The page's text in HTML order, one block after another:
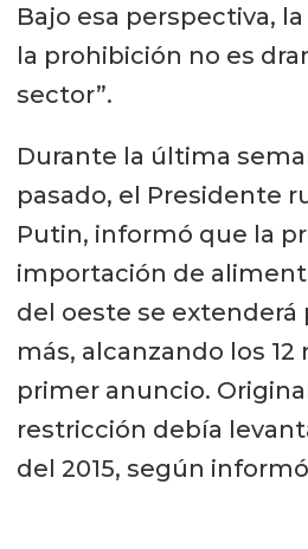
Bajo esa perspectiva,
la prohibición no es
sector”.
Durante la última
pasado, el Presidente
Putin, informó que la
importación de
del oeste se extenderá
más, alcanzando los 12
primer anuncio.
restricción debía
del 2015, según